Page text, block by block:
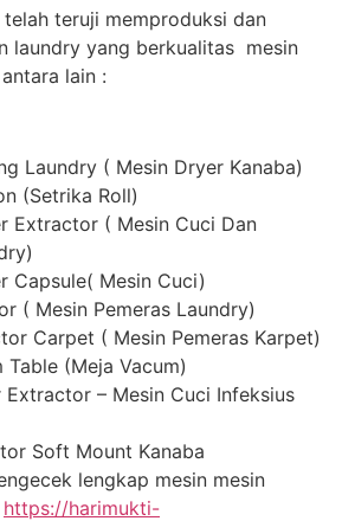
teruji memproduksi dan
laundry yang berkualitas mesin
lain :
Laundry ( Mesin Dryer Kanaba)
(Setrika Roll)
Extractor ( Mesin Cuci Dan
Capsule( Mesin Cuci)
( Mesin Pemeras Laundry)
Carpet ( Mesin Pemeras Karpet)
Table (Meja Vacum)
Extractor – Mesin Cuci Infeksius
Soft Mount Kanaba
lengkap mesin mesin
https://harimukti-